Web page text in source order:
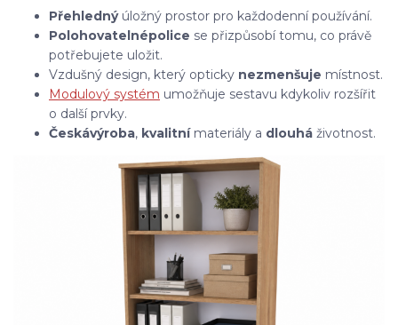
Přehlednýúložný prostor pro každodenní používání.
Polohovatelnépolice se přizpůsobí tomu, co právě
potřebujete uložit.
Vzdušný design, který opticky nezmenšuje místnost.
Modulový systém umožňuje sestavu kdykoliv rozšířit
o další prvky.
Českávýroba, kvalitnímateriály a dlouhá životnost.